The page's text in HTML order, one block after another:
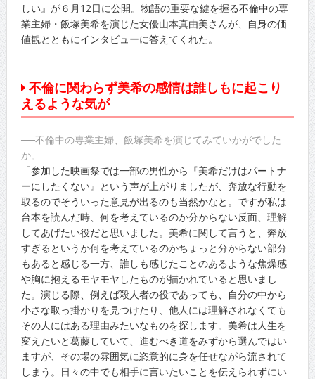
しい』が６月12日に公開。物語の重要な鍵を握る不倫中の専
業主婦・飯塚美希を演じた女優山本真由美さんが、自身の価
値観とともにインタビューに答えてくれた。
不倫に関わらず美希の感情は誰しもに起こり
えるような気が
──不倫中の専業主婦、飯塚美希を演じてみていかがでした
か。
「参加した映画祭では一部の男性から『美希だけはパートナ
ーにしたくない』という声が上がりましたが、奔放な行動を
取るのでそういった意見が出るのも当然かなと。ですが私は
台本を読んだ時、何を考えているのか分からない反面、理解
してあげたい役だと思いました。美希に関して言うと、奔放
すぎるというか何を考えているのかちょっと分からない部分
もあると感じる一方、誰しも感じたことのあるような焦燥感
や胸に抱えるモヤモヤしたものが描かれていると思いまし
た。演じる際、例えば殺人者の役であっても、自分の中から
小さな取っ掛かりを見つけたり、他人には理解されなくても
その人にはある理由みたいなものを探します。美希は人生を
変えたいと葛藤していて、進むべき道をみずから選んではい
ますが、その場の雰囲気に恣意的に身を任せながら流されて
しまう。日々の中でも相手に言いたいことを伝えられずにい